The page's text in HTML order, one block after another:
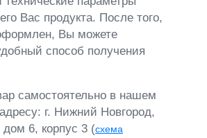
Вас продукта. После того,
Вы можете
способ получения
самостоятельно в нашем
г. Нижний Новгород,
6, корпус 3 (схема